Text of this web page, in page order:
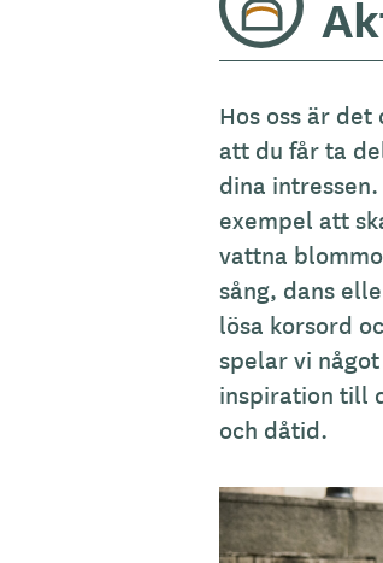
Hos oss är
att du får ta
dina
exempel att
vattna
sång, dans
lösa korsord
spelar vi
inspiration till
och dåtid.